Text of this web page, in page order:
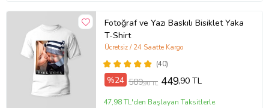
Fotoğraf ve Yazı Baskılı Bisiklet Yaka
T-Shirt
(40)
Ücretsiz / 24 Saatte Kargo
%24 589,90 TL 449,90 TL
47,98 TL'den Başlayan Taksitlerle